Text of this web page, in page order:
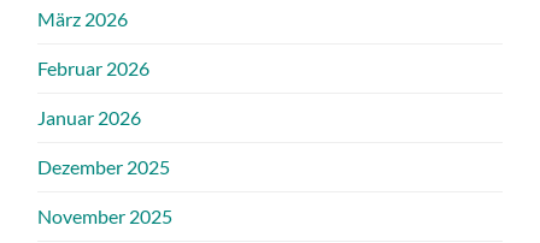
März 2026
Februar 2026
Januar 2026
Dezember 2025
November 2025